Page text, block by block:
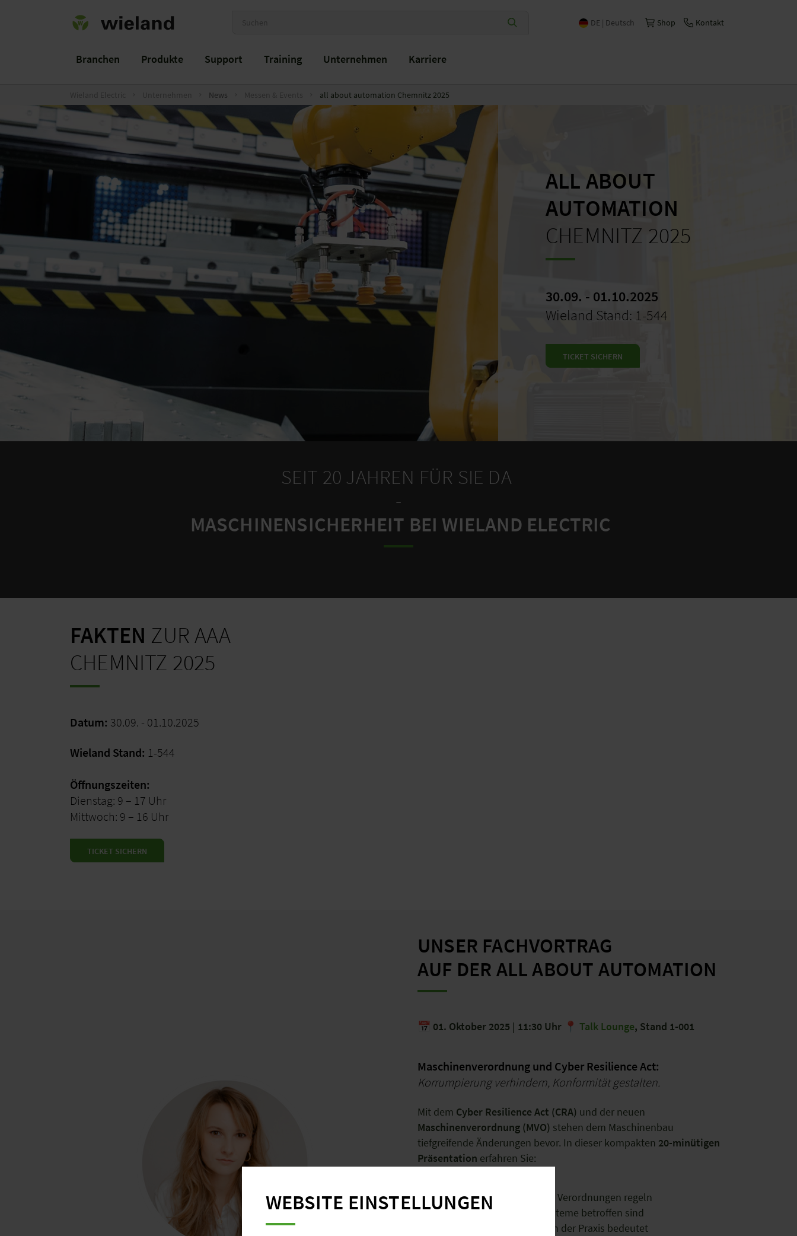
DE | Deutsch
Italia | Italiano
Schweiz | Deutsch
Suisse | Français
Shop Kontakt
Branchen Produkte Support Training Unternehmen Karriere
News all about automation Chemnitz 2025
ALL ABOUT
AUTOMATION
CHEMNITZ 2025
30.09. - 01.10.2025
Wieland Stand: 1-544
TICKET SICHERN
SEIT 20 JAHREN FÜR SIE DA
-
MASCHINENSICHERHEIT BEI WIELAND ELECTRIC
FAKTEN ZUR AAA
CHEMNITZ 2025
Datum: 30.09. - 01.10.2025
Wieland Stand: 1-544
Öffnungszeiten:
Dienstag: 9 – 17 Uhr
Mittwoch: 9 – 16 Uhr
TICKET SICHERN
UNSER FACHVORTRAG
AUF DER ALL ABOUT AUTOMATION
📅 01. Oktober 2025 | 11:30 Uhr 📍 Talk Lounge, Stand 1-001
Maschinenverordnung und Cyber Resilience Act:
Korrumpierung verhindern, Konformität gestalten.
Mit dem Cyber Resilience Act (CRA) und der neuen
Maschinenverordnung (MVO) stehen dem Maschinenbau
tiefgreifende Änderungen bevor. In dieser kompakten 20-minütigen
Präsentation erfahren Sie:
Welche Inhalte die neuen Verordnungen regeln
Welche Produkte und Systeme betroffen sind
Was „Secure by Design“ in der Praxis bedeutet
WEBSITE EINSTELLUNGEN